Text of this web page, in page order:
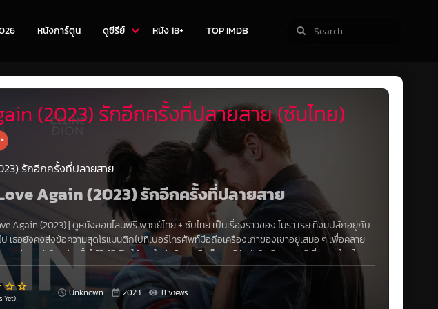
หนังการ์ตูน ดูซีรีย์ หนัง 18+ TOP IMDB
(2023) รักอีกครั้งที่ปลายสาย (ซับไทย)
รักอีกครั้งที่ปลายสาย
Again (2023) รักอีกครั้งที่ปลายสาย
Again (2023)|ดูหนังออนไลน์ฟรีพากย์ไทย + ซับไทย เป็นเรื่องราวของ ไมรา เรย์ ที่จมปลักอยู่กับ
เธอยังคงส่งข้อความสุดโรแมนติกไปที่เบอร์โทรศัพท์มือถือเครื่องเก่าของเขาอยู่เสมอ ๆ เพื่อคลาย
าบว่าเบอร์ดังกล่าวนั้นได้มีผู้ที่เปิดใช้รายใหม่แล้ว เขาคือ ร็อบ เบิร์นส์ นักเขียนหนุ่มที่เริ่มหลงใหลใน
งามจากข้อความบอกรักปริศนาที่ส่งมาให้ตลอด กระทั่งวันหนึ่งเขาได้รับมอบหมายให้ไปช่วยเขียน
ลีน ดีออน ดีว่าสาวชื่อดังก้องโลก และเขาก็ออกปากขอให้เซลีนเป็นแม่สื่อ ในการใช้บทเพลงนำพาให้
เจอกับสาวเจ้าของข้อความปริศนาคนนั้น เพื่อที่จะได้ลองเอาชนะหัวใจของเธอ
Yet) Unknown 2023 11 views